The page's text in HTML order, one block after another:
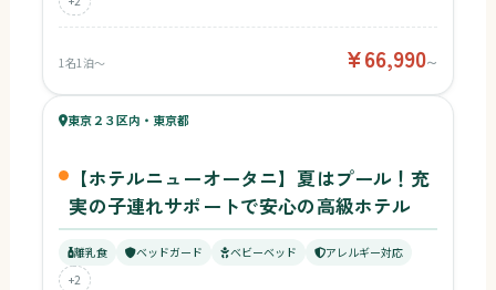
1名1泊〜 ¥66,990〜
60ベビー
59キッズ
東京２３区内・東京都
【ホテルニューオータニ】夏はプール！充
実の子連れサポートで安心の高級ホテル
離乳食 ベッドガード ベビーベッド
アレルギー対応
+2